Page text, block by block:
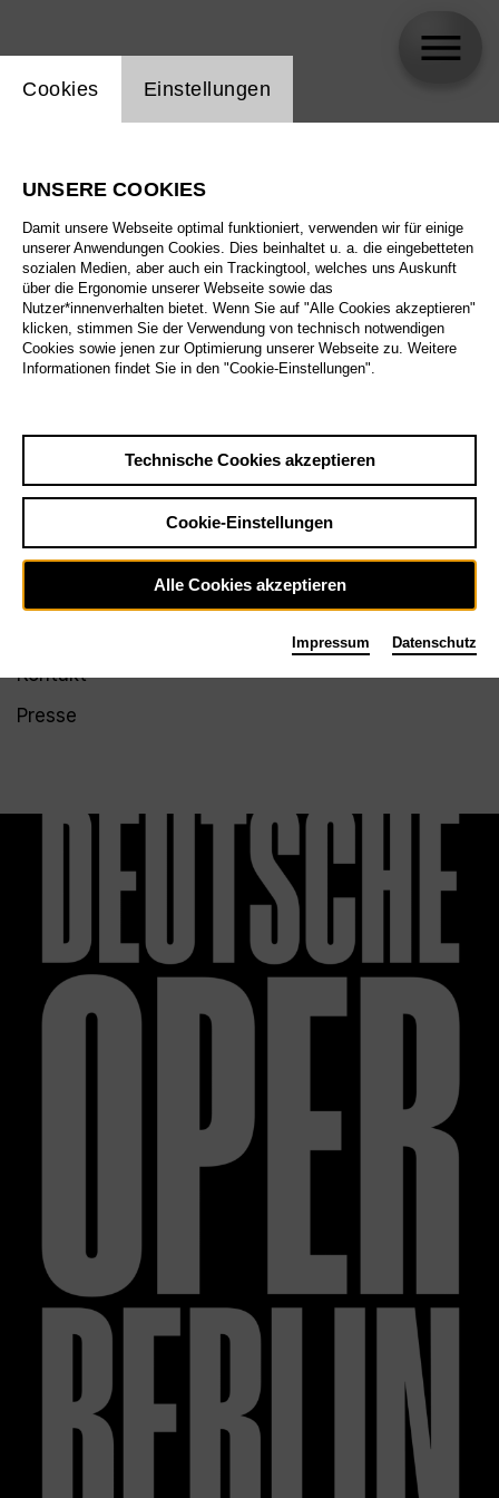
Newsletter
Infos
Jobs / Praktika
AGBs
Kontakt
Presse
Folgen
Facebook
Youtube
Threads
LinkedIn
Issuu
Einstellung Website Cookie
Cookies Einstellungen
UNSERE COOKIES
Damit unsere Webseite optimal funktioniert, verwenden wir für einige
unserer Anwendungen Cookies. Dies beinhaltet u. a. die eingebetteten
sozialen Medien, aber auch ein Trackingtool, welches uns Auskunft
über die Ergonomie unserer Webseite sowie das
Nutzer*innenverhalten bietet. Wenn Sie auf "Alle Cookies akzeptieren"
klicken, stimmen Sie der Verwendung von technisch notwendigen
Cookies sowie jenen zur Optimierung unserer Webseite zu. Weitere
Informationen findet Sie in den "Cookie-Einstellungen".
Technische Cookies akzeptieren
Cookie-Einstellungen
Alle Cookies akzeptieren
Impressum Datenschutz